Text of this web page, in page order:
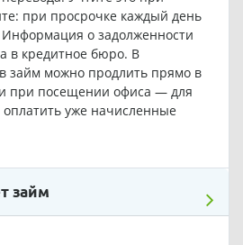
при просрочке каждый день
о задолженности
в кредитное бюро. В
займ можно продлить прямо в
при посещении офиса — для
оплатить уже начисленные
займ